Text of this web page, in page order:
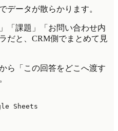
データが散らかります。
「課題」「お問い合わせ内
だと、CRM側でまとめて見
ら「この回答をどこへ渡す
Sheets